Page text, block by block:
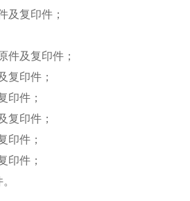
及复印件；
件及复印件；
复印件；
印件；
复印件；
印件；
印件；